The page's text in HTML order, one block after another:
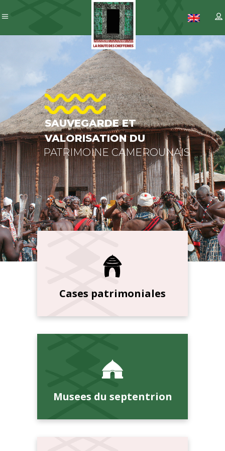
ET
DU
Cases patrimoniales
Musees du septentrion